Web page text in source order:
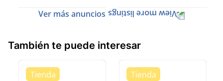
Ver más anuncios
También te puede interesar